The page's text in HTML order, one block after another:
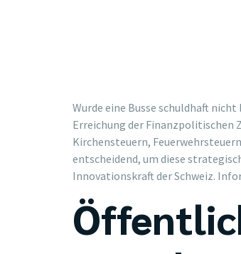
Wurde eine Busse schuldhaft
Erreichung der Finanzpolitischen
Kirchensteuern,
entscheidend, um diese
Innovationskraft der Schweiz.